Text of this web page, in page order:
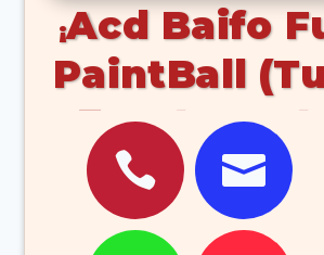
Acd Baifo
PaintBall
 